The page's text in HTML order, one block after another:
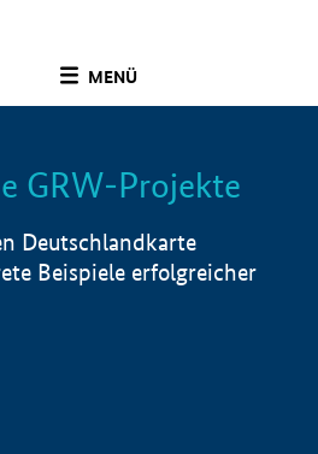
MENÜ
Info
GRW-Projekte
Deutschlandkarte
Beispiele erfolgreicher